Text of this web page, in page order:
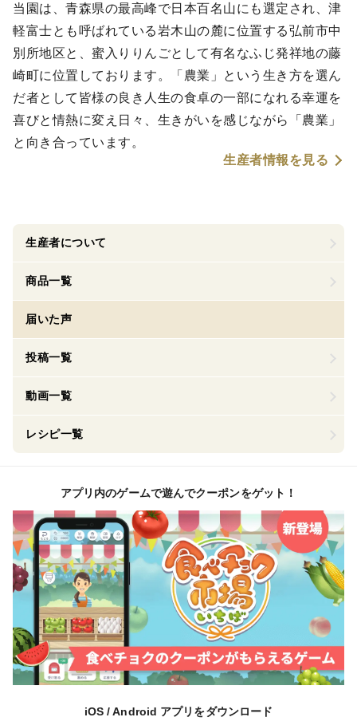
当園は、青森県の最高峰で日本百名山にも選定され、津
軽富士とも呼ばれている岩木山の麓に位置する弘前市中
別所地区と、蜜入りりんごとして有名なふじ発祥地の藤
崎町に位置しております。「農業」という生き方を選ん
だ者として皆様の良き人生の食卓の一部になれる幸運を
喜びと情熱に変え日々、生きがいを感じながら「農業」
と向き合っています。
生産者情報を見る
生産者について
商品一覧
届いた声
投稿一覧
動画一覧
レシピ一覧
アプリ内のゲームで遊んでクーポンをゲット！
iOS / Android アプリをダウンロード